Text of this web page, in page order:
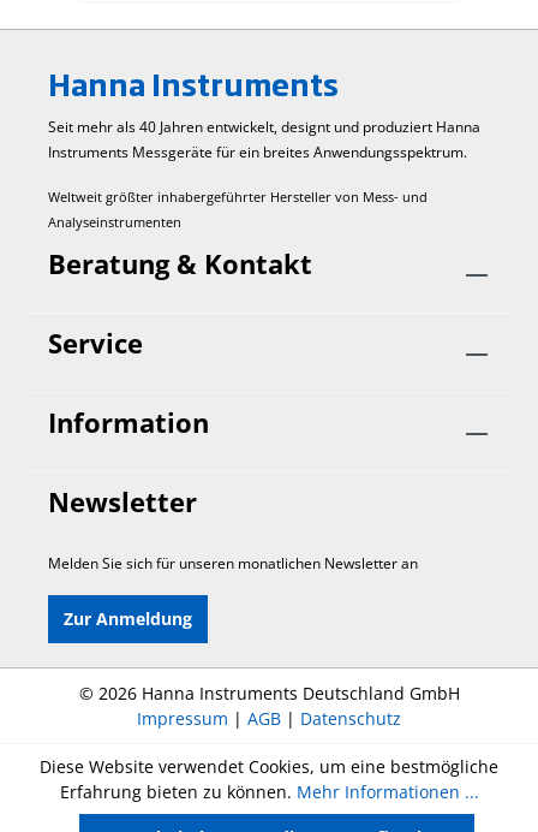
Hanna Instruments
Seit mehr als 40 Jahren entwickelt, designt und produziert Hanna
Instruments Mess­geräte für ein breites Anwendungs­spektrum.
Weltweit größter inhabergeführter Hersteller von Mess- und
Analyseinstrumenten
Beratung & Kontakt
Service
Information
Newsletter
Melden Sie sich für unseren monatlichen Newsletter an
Zur Anmeldung
© 2026 Hanna Instruments Deutschland GmbH
Impressum | AGB | Datenschutz
Diese Website verwendet Cookies, um eine bestmögliche
Erfahrung bieten zu können. Mehr Informationen ...